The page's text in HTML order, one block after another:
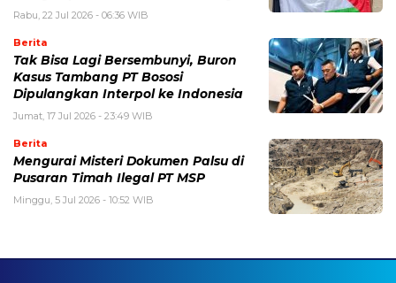
Rabu, 22 Jul 2026 - 06:36 WIB
Berita
Tak Bisa Lagi Bersembunyi, Buron
Kasus Tambang PT Bososi
Dipulangkan Interpol ke Indonesia
Jumat, 17 Jul 2026 - 23:49 WIB
Berita
Mengurai Misteri Dokumen Palsu di
Pusaran Timah Ilegal PT MSP
Minggu, 5 Jul 2026 - 10:52 WIB